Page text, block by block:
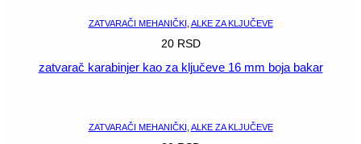
ZATVARAČI MEHANIČKI ALKE ZA KLJUČEVE
20 RSD
zatvarač karabinjer kao za ključeve 16 mm boja bakar
ZATVARAČI MEHANIČKI ALKE ZA KLJUČEVE